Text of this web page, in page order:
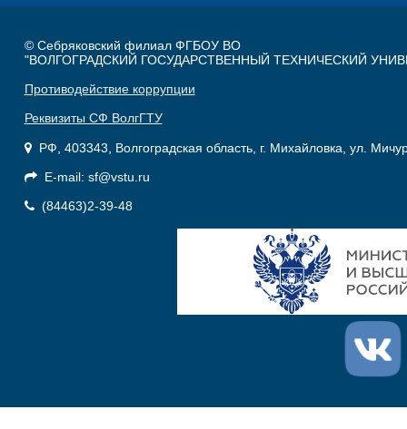
© Себряковский филиал ФГБОУ ВО
"ВОЛГОГРАДСКИЙ ГОСУДАРСТВЕННЫЙ ТЕХНИЧЕСКИЙ
Противодействие коррупции
Реквизиты СФ ВолгГТУ
РФ, 403343, Волгоградская область, г. Михайловка, ул.
E-mail: sf@vstu.ru
(84463)2-39-48